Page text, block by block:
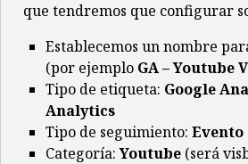
que tendremos que configurar
Establecemos un nombre
(por ejemplo GA – Youtube
Tipo de etiqueta: Google
Analytics
Tipo de seguimiento: Evento
Categoría:Youtube (será